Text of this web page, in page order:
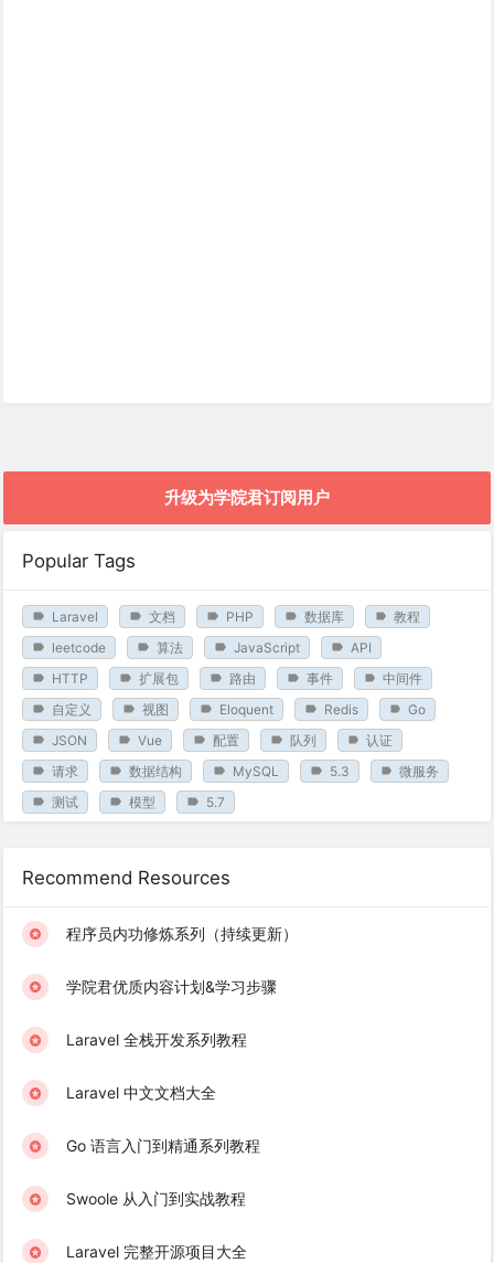
升级为学院君订阅用户
Popular Tags
Laravel 文档 PHP 数据库
教程
leetcode
算法 JavaScript
API
HTTP
扩展包 路由 事件
中间件
自定义
视图 Eloquent Redis
Go
JSON
Vue 配置 队列
认证
请求
数据结构 MySQL 5.3
微服务
测试
模型 5.7
Recommend Resources
程序员内功修炼系列（持续更新）
学院君优质内容计划&学习步骤
Laravel 全栈开发系列教程
Laravel 中文文档大全
Go 语言入门到精通系列教程
Swoole 从入门到实战教程
Laravel 完整开源项目大全